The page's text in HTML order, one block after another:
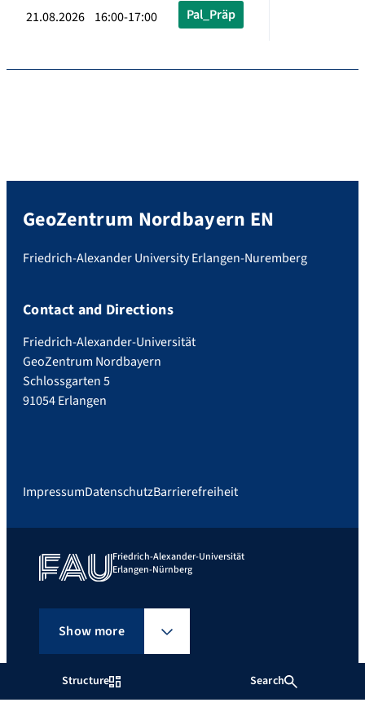
Structure Search
21.08.2026 16:00-17:00 Pal_Präp
GeoZentrum Nordbayern EN
Friedrich-Alexander University Erlangen-Nuremberg
Contact and Directions
Friedrich-Alexander-Universität
GeoZentrum Nordbayern
Schlossgarten 5
91054 Erlangen
ImpressumDatenschutzBarrierefreiheit
Friedrich-Alexander-Universität
Erlangen-Nürnberg
Show more